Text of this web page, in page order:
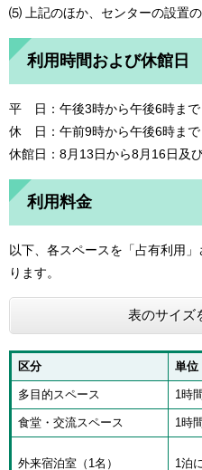
⑸ 上記のほか、センターの設置
利用時間および休館日
平 日：午後3時から午後6時まで
休 日：午前9時から午後6時まで
休館日：8月13日から8月16日及
利用料金
以下、各スペースを「占有利用
ります。
表のサイズ
区分 単位
多目的スペース 1時
食堂・交流スペース 1時
外来宿泊室（1名） 1泊